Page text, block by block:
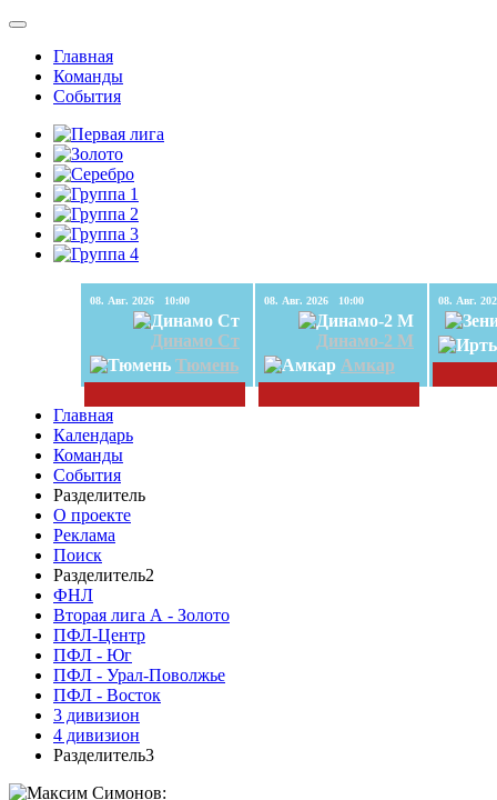
Главная
Команды
События
08. Авг. 2026 10:00
Динамо Ст
Тюмень
08. Авг. 2026 10:00
Динамо-2 М
Амкар
Главная
Календарь
Команды
События
Разделитель
О проекте
Реклама
Поиск
Разделитель2
ФНЛ
Вторая лига А - Золото
ПФЛ-Центр
ПФЛ - Юг
ПФЛ - Урал-Поволжье
ПФЛ - Восток
3 дивизион
4 дивизион
Разделитель3